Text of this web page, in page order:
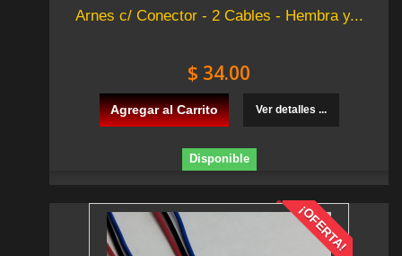
Arnes c/ Conector - 2 Cables - Hembra y...
$ 34.00
Agregar al Carrito Ver detalles ...
Disponible
¡OFERTA!